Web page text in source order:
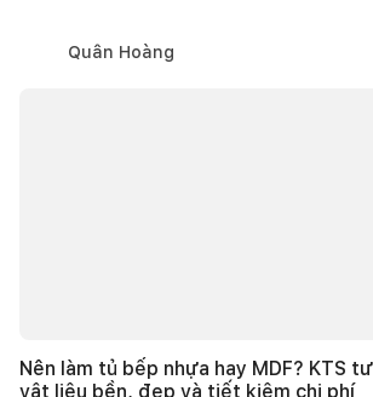
Quân Hoàng
Nên làm tủ bếp nhựa hay MDF? KTS
vật liệu bền, đẹp và tiết kiệm chi phí